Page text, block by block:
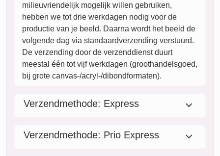
milieuvriendelijk mogelijk willen gebruiken,
hebben we tot drie werkdagen nodig voor de
productie van je beeld. Daarna wordt het beeld de
volgende dag via standaardverzending verstuurd.
De verzending door de verzenddienst duurt
meestal één tot vijf werkdagen (groothandelsgoed,
bij grote canvas-/acryl-/dibondformaten).
Verzendmethode: Express
Verzendmethode: Prio Express